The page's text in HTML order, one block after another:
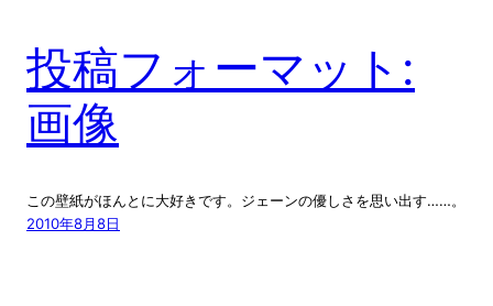
投稿フォーマット:
画像
この壁紙がほんとに大好きです。ジェーンの優しさを思い出す……。
2010年8月8日